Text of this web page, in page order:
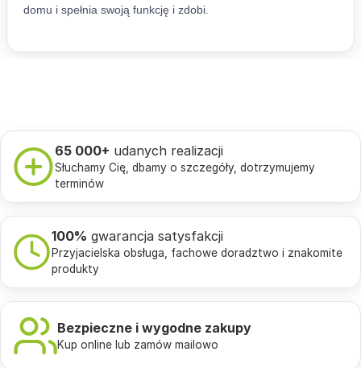
65 000+ udanych realizacji
Słuchamy Cię, dbamy o szczegóły, dotrzymujemy
terminów
100% gwarancja satysfakcji
Przyjacielska obsługa, fachowe doradztwo i znakomite
produkty
Bezpieczne i wygodne zakupy
Kup online lub zamów mailowo